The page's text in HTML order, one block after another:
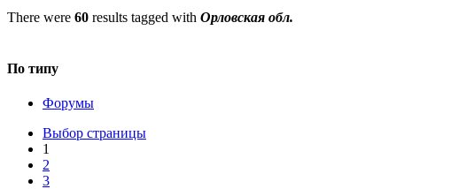
There were 60 results tagged with Орловская обл.
По типу
Форумы
Выбор страницы
1
2
3